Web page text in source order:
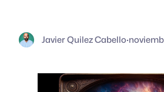
Javier Quilez Cabello·